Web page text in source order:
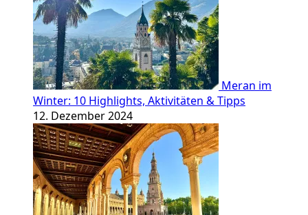
Meran im
Winter: 10 Highlights, Aktivitäten & Tipps
12. Dezember 2024